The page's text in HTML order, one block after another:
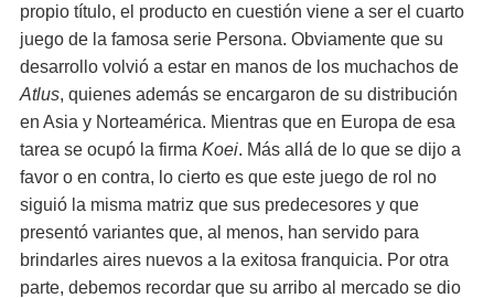
propio título, el producto en cuestión viene a ser el cuarto
juego de la famosa serie Persona. Obviamente que su
desarrollo volvió a estar en manos de los muchachos de
Atlus, quienes además se encargaron de su distribución
en Asia y Norteamérica. Mientras que en Europa de esa
tarea se ocupó la firma Koei. Más allá de lo que se dijo a
favor o en contra, lo cierto es que este juego de rol no
siguió la misma matriz que sus predecesores y que
presentó variantes que, al menos, han servido para
brindarles aires nuevos a la exitosa franquicia. Por otra
parte, debemos recordar que su arribo al mercado se dio